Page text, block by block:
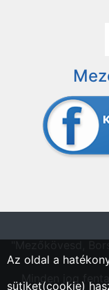
Minden jog
Az oldal a
sütiket(cookie)